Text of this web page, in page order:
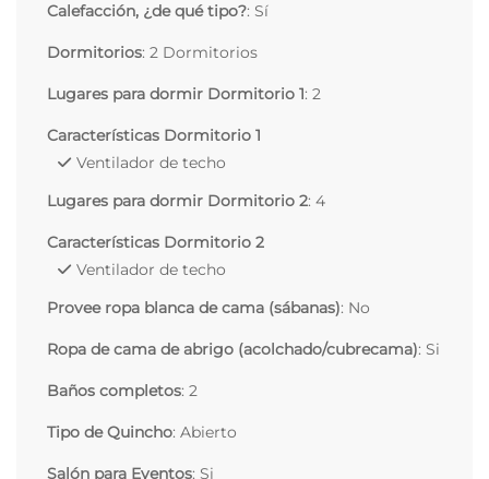
Calefacción, ¿de qué tipo?: Sí
Dormitorios: 2 Dormitorios
Lugares para dormir Dormitorio 1: 2
Características Dormitorio 1
Ventilador de techo
Lugares para dormir Dormitorio 2: 4
Características Dormitorio 2
Ventilador de techo
Provee ropa blanca de cama (sábanas): No
Ropa de cama de abrigo (acolchado/cubrecama): Si
Baños completos: 2
Tipo de Quincho: Abierto
Salón para Eventos: Si